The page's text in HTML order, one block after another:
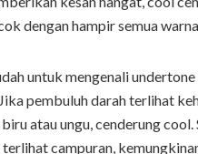
dengan hampir semua
untuk mengenali
pembuluh darah terlihat
atau ungu, cenderung
campuran,